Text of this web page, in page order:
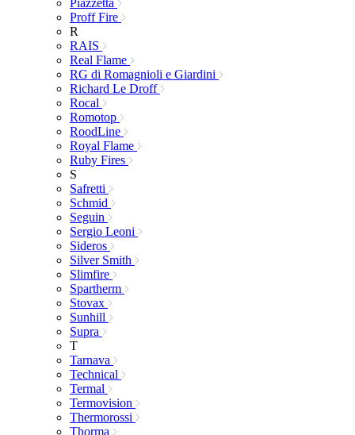
Proff Fire
R
RAIS
Real Flame
RG di Romagnioli e Giardini
Richard Le Droff
Rocal
Romotop
RoodLine
Royal Flame
Ruby Fires
S
Safretti
Schmid
Seguin
Sergio Leoni
Sideros
Silver Smith
Slimfire
Spartherm
Stovax
Sunhill
Supra
T
Tarnava
Technical
Termal
Termovision
Thermorossi
Thorma